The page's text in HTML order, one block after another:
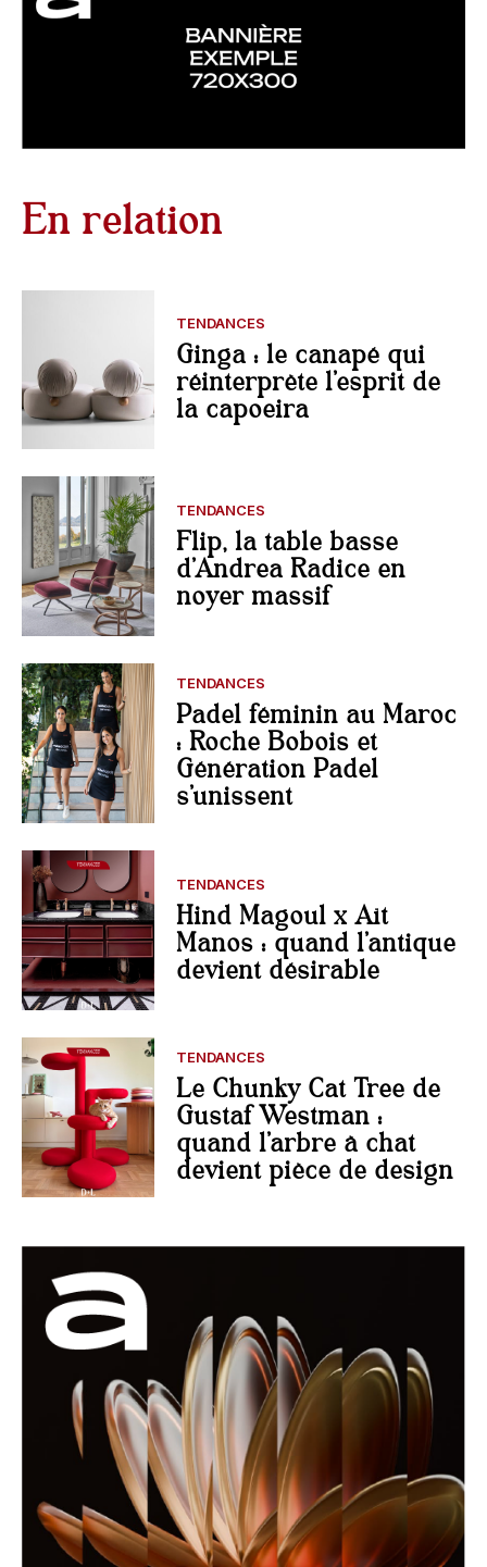
En relation
TENDANCES
Ginga : le canapé qui
réinterprète l’esprit de
la capoeira
TENDANCES
Flip, la table basse
d’Andrea Radice en
noyer massif
TENDANCES
Padel féminin au Maroc
: Roche Bobois et
Génération Padel
s’unissent
TENDANCES
Hind Magoul x Aït
Manos : quand l’antique
devient désirable
TENDANCES
Le Chunky Cat Tree de
Gustaf Westman :
quand l’arbre à chat
devient pièce de design